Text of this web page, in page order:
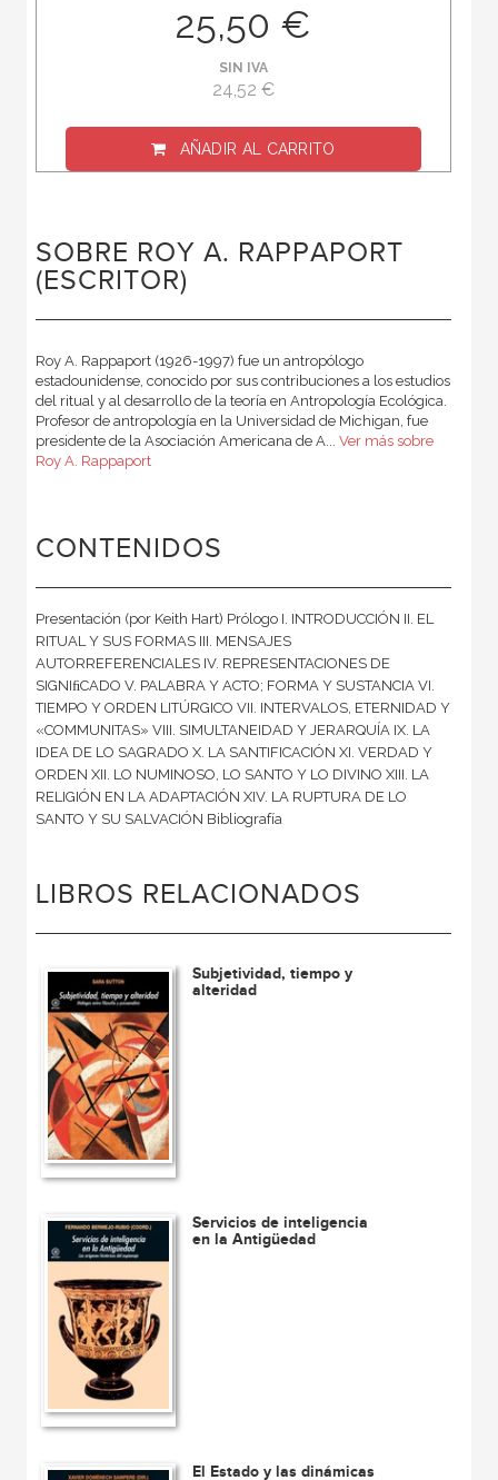
25,50 €
SIN IVA
24,52 €
AÑADIR AL CARRITO
SOBRE ROY A. RAPPAPORT
(ESCRITOR)
Roy A. Rappaport (1926-1997) fue un antropólogo
estadounidense, conocido por sus contribuciones a los estudios
del ritual y al desarrollo de la teoría en Antropología Ecológica.
Profesor de antropología en la Universidad de Michigan, fue
presidente de la Asociación Americana de A... Ver más sobre
Roy A. Rappaport
CONTENIDOS
Presentación (por Keith Hart) Prólogo I. INTRODUCCIÓN II. EL
RITUAL Y SUS FORMAS III. MENSAJES
AUTORREFERENCIALES IV. REPRESENTACIONES DE
SIGNIﬁCADO V. PALABRA Y ACTO; FORMA Y SUSTANCIA VI.
TIEMPO Y ORDEN LITÚRGICO VII. INTERVALOS, ETERNIDAD Y
«COMMUNITAS» VIII. SIMULTANEIDAD Y JERARQUÍA IX. LA
IDEA DE LO SAGRADO X. LA SANTIFICACIÓN XI. VERDAD Y
ORDEN XII. LO NUMINOSO, LO SANTO Y LO DIVINO XIII. LA
RELIGIÓN EN LA ADAPTACIÓN XIV. LA RUPTURA DE LO
SANTO Y SU SALVACIÓN Bibliografía
LIBROS RELACIONADOS
Subjetividad, tiempo y
alteridad
Servicios de inteligencia
en la Antigüedad
El Estado y las dinámicas